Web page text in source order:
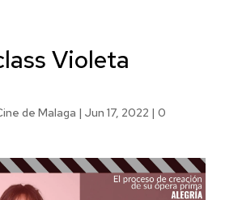
Violeta
de Malaga | Jun 17, 2022 | 0